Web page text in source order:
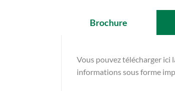
Brochure
Vous pouvez télécharger ici
informations sous forme